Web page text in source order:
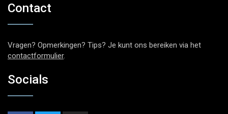
Contact
Vragen? Opmerkingen? Tips? Je kunt ons bereiken via het
contactformulier.
Socials